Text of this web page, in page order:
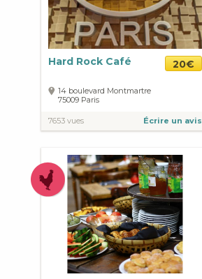
Hard Rock Café 20€
14 boulevard Montmartre
75009 Paris
7653 vues Écrire un avis